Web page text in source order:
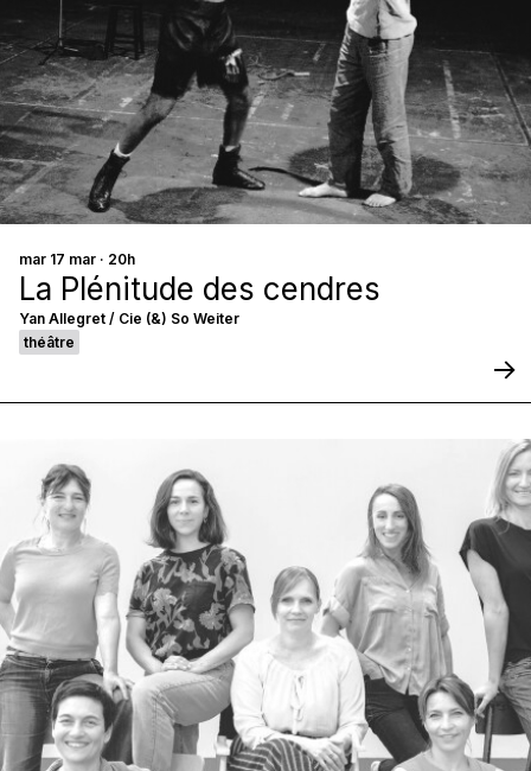
La Plénitude des cendres
mar 17 mar · 20h
Yan Allegret / Cie (&) So Weiter
théâtre